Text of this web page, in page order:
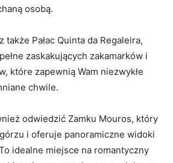
osobą.
Pałac Quinta da Regaleira,
zaskakujących zakamarków i
które zapewnią Wam niezwykłe
chwile.
odwiedzić Zamku Mouros, który
i oferuje panoramiczne widoki
idealne miejsce na romantyczny